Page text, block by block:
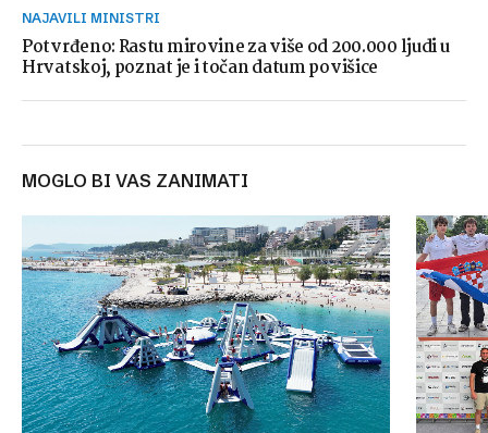
NAJAVILI MINISTRI
Potvrđeno: Rastu mirovine za više od 200.000 ljudi u
Hrvatskoj, poznat je i točan datum povišice
MOGLO BI VAS ZANIMATI